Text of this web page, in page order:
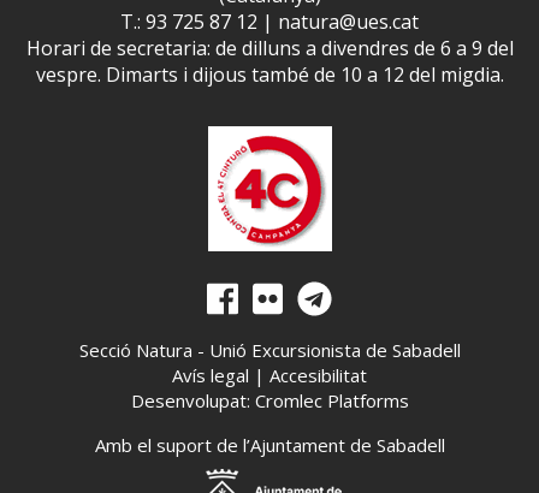
T.: 93 725 87 12 | natura@ues.cat
Horari de secretaria: de dilluns a divendres de 6 a 9 del
vespre. Dimarts i dijous també de 10 a 12 del migdia.
Secció Natura - Unió Excursionista de Sabadell
Avís legal | Accesibilitat
Desenvolupat: Cromlec Platforms
Amb el suport de l’Ajuntament de Sabadell